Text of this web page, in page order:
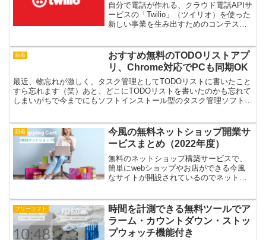
自分で電話が作れる、クラウド電話APIサ
ービスの「Twilio」（ツイリオ）を使った
新しい事業を生み出すためのコンテスト
トリーしましたが本...
新着
おすすめ無料のTODOリストアプ
リ、Chrome対応でPCも同期OK
最近、物忘れが激しく、タスク管理としてTODOリストに書いたこと
すら忘れます（笑）あと、どこにTODOリストを書いたのかも忘れて
しまいがちで今までにもソフトインストール型のタスク管理ソフトや
新着
今風の無料ネットショップ開業サ
ービスまとめ（2022年度）
無料のネットショップ構築サービスで、
簡単にwebショップやお店ができる今風
なサイトが開設されているのでネットシ
した海外販売やソーシャルネットショッ
プに強い「ecwid....
フリーソフト
時間を計測できる無料ツールでア
ラーム・カウントダウン・ストッ
プウォッチ機能付き